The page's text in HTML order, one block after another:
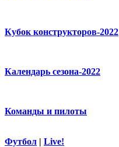
Кубок конструкторов-2022
Календарь сезона-2022
Команды и пилоты
Футбол | Live!